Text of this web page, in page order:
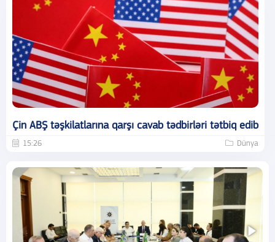
Çin ABŞ təşkilatlarına qarşı cavab tədbirləri tətbiq edib
15:26 Dünya